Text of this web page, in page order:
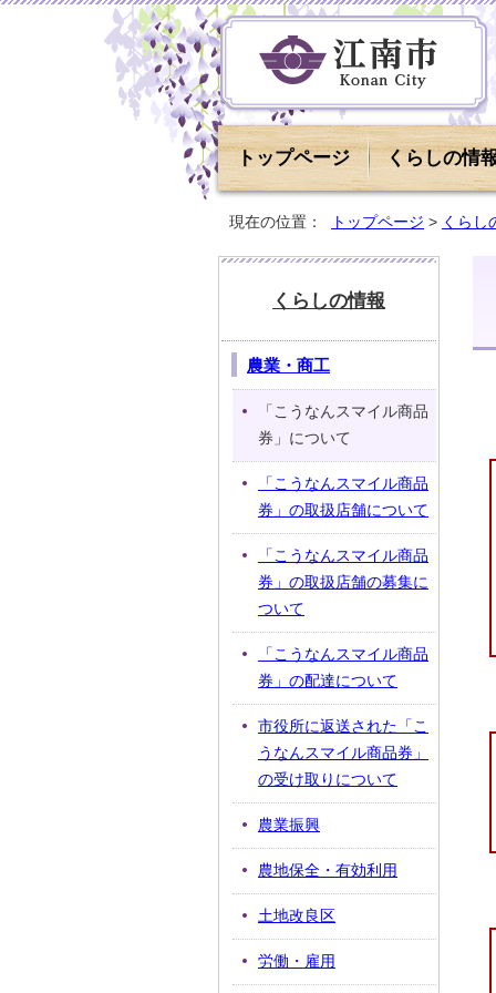
トップページ くらしの情
現在の位置： トップページ > くらし
くらしの情報
農業・商工
「こうなんスマイル商品
券」について
「こうなんスマイル商品
券」の取扱店舗について
「こうなんスマイル商品
券」の取扱店舗の募集に
ついて
「こうなんスマイル商品
券」の配達について
市役所に返送された「こ
うなんスマイル商品券」
の受け取りについて
農業振興
農地保全・有効利用
土地改良区
労働・雇用